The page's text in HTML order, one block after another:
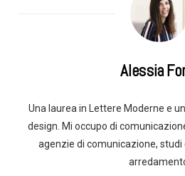
Alessia
Una laurea in Lettere Moderne e
design. Mi occupo di
agenzie di comunicazione, studi